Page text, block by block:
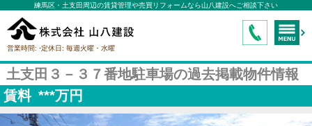
練馬区・土支田周辺の賃貸管理や売買リフォームなら山八建設へご相談下さい
営業時間: -定休日: 毎週火曜・水曜
土支田３－３７番地駐車場の過去掲載物件情報
賃料 ***万円